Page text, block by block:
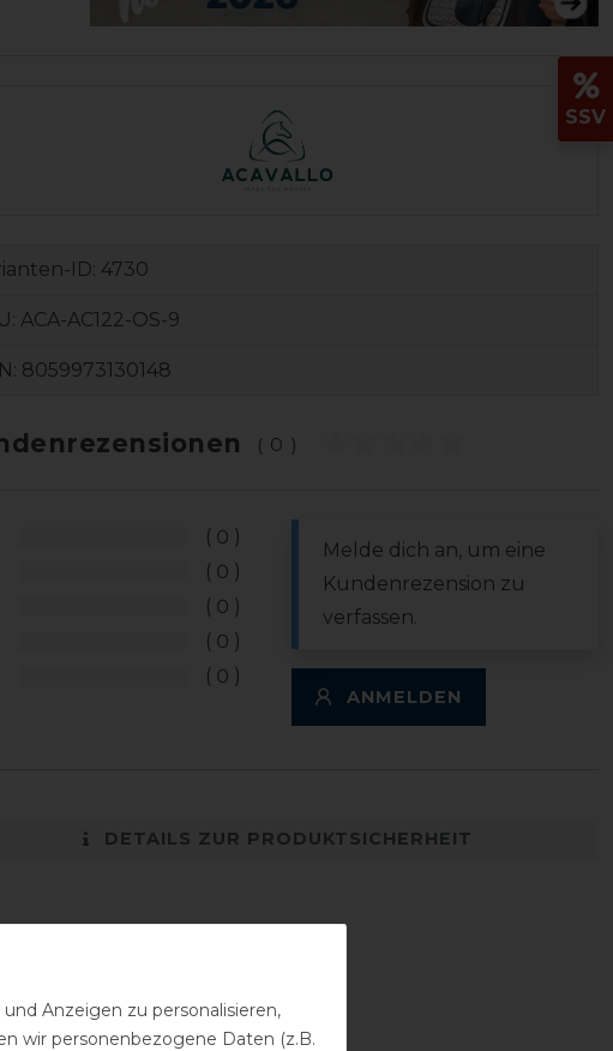
ID: 4730
ACA-AC122-OS-9
8059973130148
(0)
0
0
0
0
0
Melde dich an, um eine
Kundenrezension zu
verfassen.
ANMELDEN
DETAILS ZUR PRODUKTSICHERHEIT
SSV
Anzeigen zu personalisieren,
wir personenbezogene Daten (z.B.